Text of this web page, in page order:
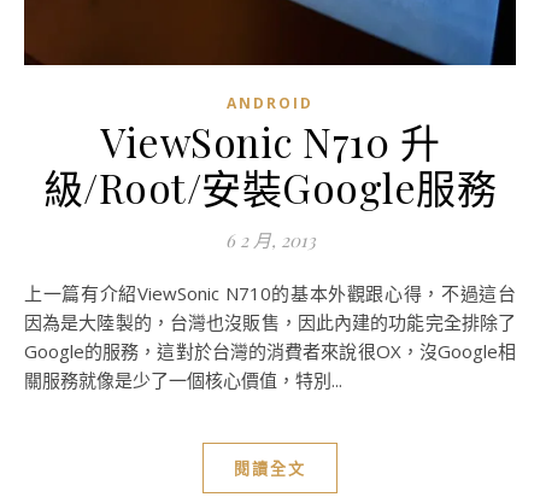
ANDROID
ViewSonic N710 升
級/Root/安裝Google服務
6 2 月, 2013
上一篇有介紹ViewSonic N710的基本外觀跟心得，不過這台
因為是大陸製的，台灣也沒販售，因此內建的功能完全排除了
Google的服務，這對於台灣的消費者來說很OX，沒Google相
關服務就像是少了一個核心價值，特別...
閱讀全文